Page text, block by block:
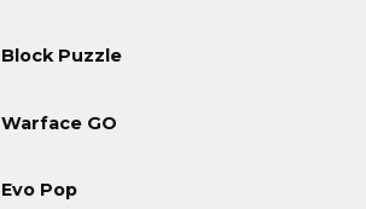
Block Puzzle
Warface GO
Evo Pop